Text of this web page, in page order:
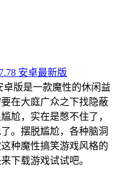
安卓最新版
卓版是一款魔性的休闲益
在大庭广众之下找隐蔽
尬，实在是憋不住了，
。摆脱尴尬，各种脑洞
种魔性搞笑游戏风格的
下载游戏试试吧。